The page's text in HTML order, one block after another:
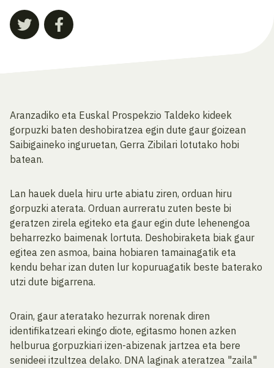
Aranzadiko eta Euskal Prospekzio Taldeko kideek
gorpuzki baten deshobiratzea egin dute gaur goizean
Saibigaineko inguruetan, Gerra Zibilari lotutako hobi
batean.
Lan hauek duela hiru urte abiatu ziren, orduan hiru
gorpuzki aterata. Orduan aurreratu zuten beste bi
geratzen zirela egiteko eta gaur egin dute lehenengoa
beharrezko baimenak lortuta. Deshobiraketa biak gaur
egitea zen asmoa, baina hobiaren tamainagatik eta
kendu behar izan duten lur kopuruagatik beste baterako
utzi dute bigarrena.
Orain, gaur ateratako hezurrak norenak diren
identifikatzeari ekingo diote, egitasmo honen azken
helburua gorpuzkiari izen-abizenak jartzea eta bere
senideei itzultzea delako. DNA laginak ateratzea "zaila"